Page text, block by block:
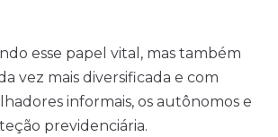
esse papel vital, mas também
vez mais diversificada e com
informais, os autônomos e
previdenciária.